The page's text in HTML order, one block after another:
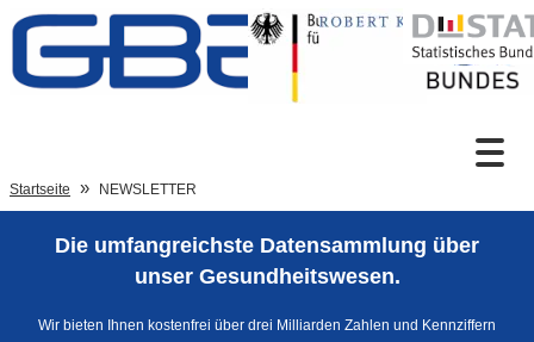
Zum Inhalt
Sprachumschaltung
Startseite NEWSLETTER
Die umfangreichste Datensammlung über
unser Gesundheitswesen.
Wir bieten Ihnen kostenfrei über drei Milliarden Zahlen und Kennziffern